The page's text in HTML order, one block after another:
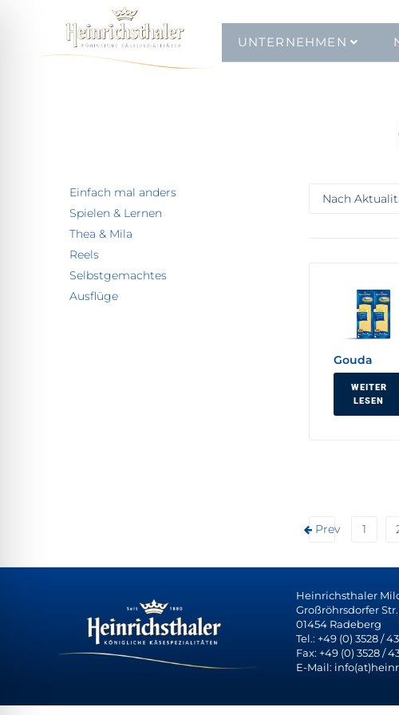
UNTERNEHMEN
Gouda
WEITER
LESEN
Prev 1
Einfach mal anders
Spielen & Lernen
Thea & Mila
Reels
Selbstgemachtes
Ausflüge
Heinrichsthaler
Großröhrsdorfer Str.
01454 Radeberg
Tel.: +49 (0) 3528 /
Fax: +49 (0) 3528 /
E-Mail: